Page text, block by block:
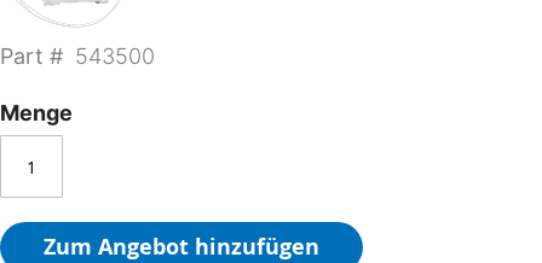
Part # 543500
Menge
Zum Angebot hinzufügen